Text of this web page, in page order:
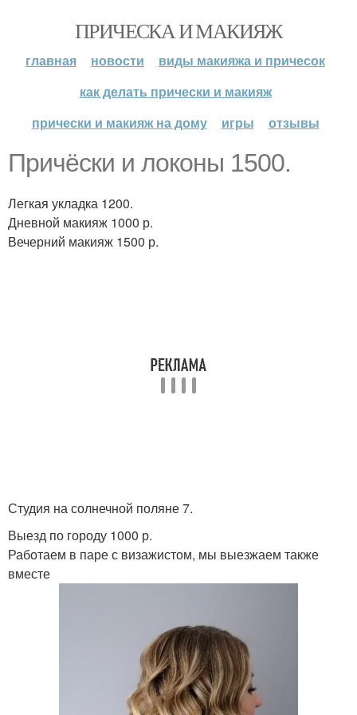
ПРИЧЕСКА И МАКИЯЖ
главная новости
виды макияжа и причесок
как делать прически и макияж
прически и макияж на дому
игры отзывы
Причёски и локоны 1500.
Легкая укладка 1200.
Дневной макияж 1000 р.
Вечерний макияж 1500 р.
Студия на солнечной поляне 7.
Выезд по городу 1000 р.
Работаем в паре с визажистом, мы выезжаем также
вместе